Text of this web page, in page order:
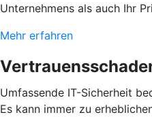
Unternehmens als auch Ihr
Mehr erfahren
Umfassende IT-Sicherheit
Es kann immer zu